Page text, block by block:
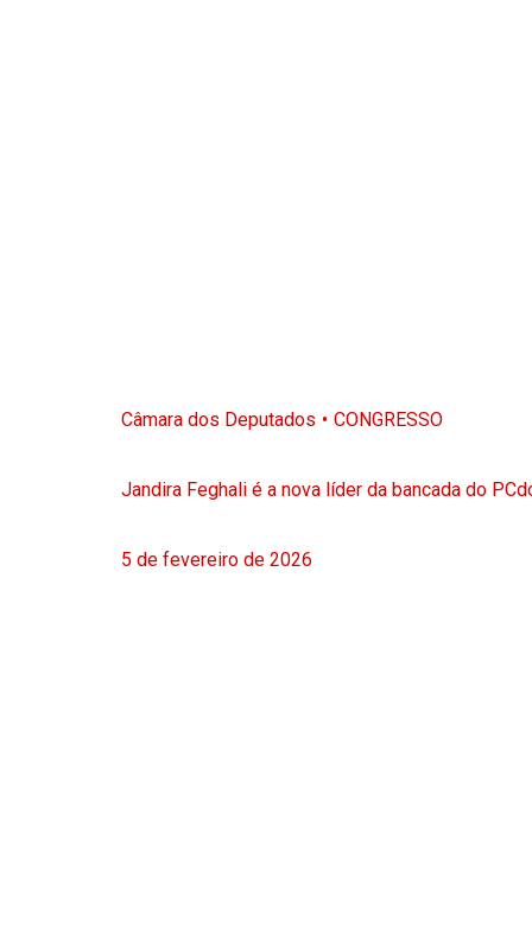
Câmara dos Deputados CONGRESSO
Jandira Feghali é a nova líder da bancada do
5 de fevereiro de 2026